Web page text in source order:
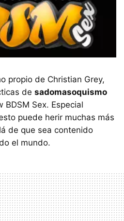
propio de Christian Grey,
de sadomasoquismo
Sex. Especial
puede herir muchas más
de que sea contenido
el mundo.